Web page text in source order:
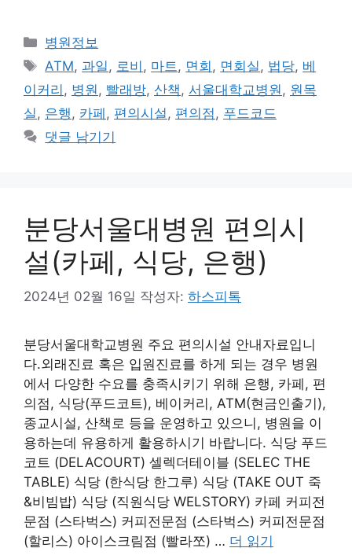
카
테
리
병원정보
태
그
ATM, 과일, 로비 , 마트, 면회 , 면회실, 법당, 베
이커리 , 병원, 빨래방, 산책, 서울대학교병원, 원목
실, 은행, 카페 , 편의시설 , 편의점, 푸드코드
댓글 남기기
분당서울대병원 편의시
설(카페, 식당, 은행)
2024년 02월 16일 작성자: 하스피톡
분당서울대학교병원 주요 편의시설 안내자료입니
다.외래진료 혹은 입원진료를 하게 되는 경우 병원
에서 다양한 수요를 충족시키기 위해 은행, 카페, 편
의점, 식당(푸드코트), 베이커리, ATM(현금인출기),
종교시설, 산책로 등을 운영하고 있으니, 병원을 이
용하는데 유용하게 활용하시기 바랍니다. 식당 푸드
코트 (DELACOURT) 셀렉더테이블 (SELEC THE
TABLE) 식당 (한식당 한그루) 식당 (TAKE OUT 죽
&비빔밥) 식당 (직원식당 WELSTORY) 카페 커피전
문점 (스타벅스) 커피전문점 (스타벅스) 커피전문점
(할리스) 아이스크림점 (빨라쪼) … 더 읽기